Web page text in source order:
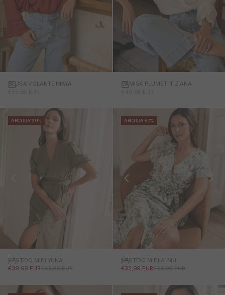
BLUSA VOLANTE INAYA
CAMISA PLUMETI TIZIANA
AHORRA 39%
VESTIDO MIDI YUNA
PRECIO DE OFERTA
€39,99 EURPRECIO NORMAL
€65,95 EUR
AHORRA 50%
VESTIDO MIDI ALMU
PRECIO DE OFERTA
€32,99 EURPRECIO NORMAL
€65,95 EUR